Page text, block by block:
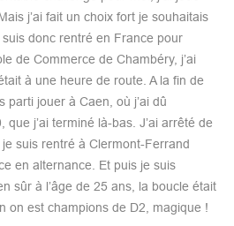
j’ai fait un choix fort je souhaitais
donc rentré en France pour
de Commerce de Chambéry, j’ai
à une heure de route. A la fin de
parti jouer à Caen, où j’ai dû
j’ai terminé là-bas. J’ai arrêté de
suis rentré à Clermont-Ferrand
en alternance. Et puis je suis
sûr à l’âge de 25 ans, la boucle était
on est champions de D2, magique !